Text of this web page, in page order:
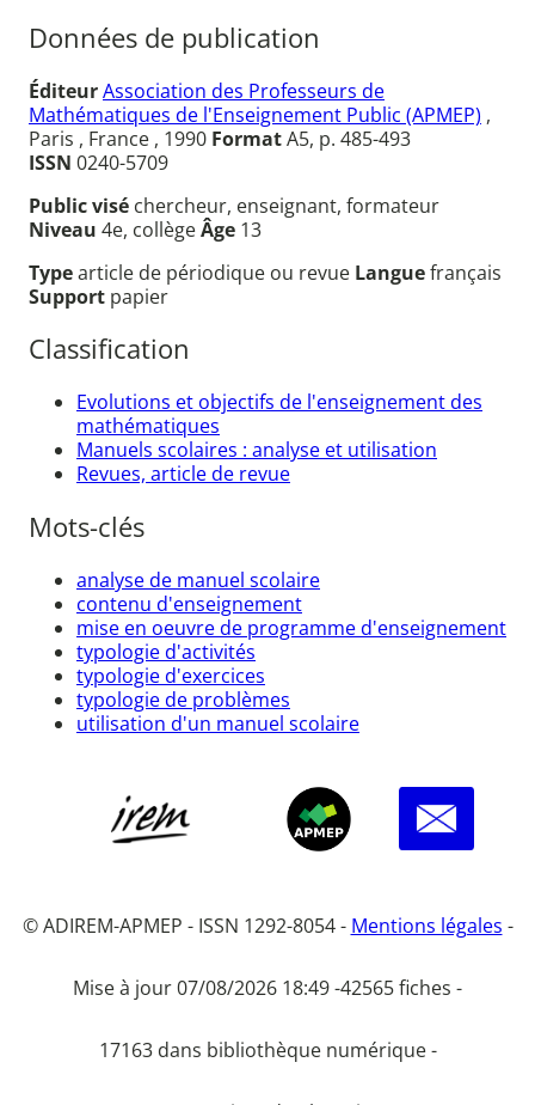
Données de publication
ÉditeurAssociation des Professeurs de
Mathématiques de l'Enseignement Public (APMEP) ,
Paris , France , 1990 FormatA5, p. 485-493
ISSN 0240-5709
Public visé chercheur, enseignant, formateur
Niveau 4e, collègeÂge 13
Typearticle de périodique ou revue Languefrançais
Support papier
Classification
Evolutions et objectifs de l'enseignement des
mathématiques
Manuels scolaires : analyse et utilisation
Revues, article de revue
Mots-clés
analyse de manuel scolaire
contenu d'enseignement
mise en oeuvre de programme d'enseignement
typologie d'activités
typologie d'exercices
typologie de problèmes
utilisation d'un manuel scolaire
© ADIREM-APMEP - ISSN 1292-8054 - Mentions légales -
Mise à jour 07/08/2026 18:49 -42565 fiches -
17163 dans bibliothèque numérique -